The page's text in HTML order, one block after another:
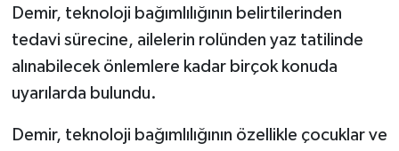
Demir, teknoloji bağımlılığının belirtilerinden
tedavi sürecine, ailelerin rolünden yaz tatilinde
alınabilecek önlemlere kadar birçok konuda
uyarılarda bulundu.
Demir, teknoloji bağımlılığının özellikle çocuklar ve